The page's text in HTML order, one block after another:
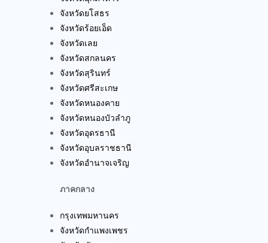
จังหวัดยโสธร
จังหวัดร้อยเอ็ด
จังหวัดเลย
จังหวัดสกลนคร
จังหวัดสุรินทร์
จังหวัดศรีสะเกษ
จังหวัดหนองคาย
จังหวัดหนองบัวลำภู
จังหวัดอุดรธานี
จังหวัดอุบลราชธานี
จังหวัดอำนาจเจริญ
ภาคกลาง
กรุงเทพมหานคร
จังหวัดกำแพงเพชร